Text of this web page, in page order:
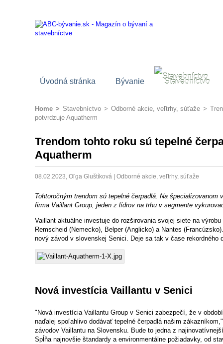
Úvodná stránka Bývanie Stavebníctvo
Home > Stavebníctvo > Odborné akcie, veľtrhy, súťaže >
potvrdzuje Aquatherm
Trendom tohto roku sú tepelné
Aquatherm
08.02.2023, Oľga Gluštíková | Odborné akcie, veľtrhy, súťaže
Tohtoročným trendom sú tepelné čerpadlá. Na špecializovanom
firma Vaillant Group, jeden z lídrov na trhu v segmente
Vaillant aktuálne investuje do rozširovania svojej siete na
Remscheid (Nemecko), Belper (Anglicko) a Nantes
nový závod v slovenskej Senici. Deje sa tak v čase rekordného
Nová investícia Vaillantu v Senici
"Nová investícia Vaillantu Group v Senici zabezpečí, že v
naďalej spoľahlivo dodávať tepelné čerpadlá našim
závodov Vaillantu na Slovensku. Bude to jedna z
Spĺňa najnovšie štandardy a environmentálne požiadavky, od